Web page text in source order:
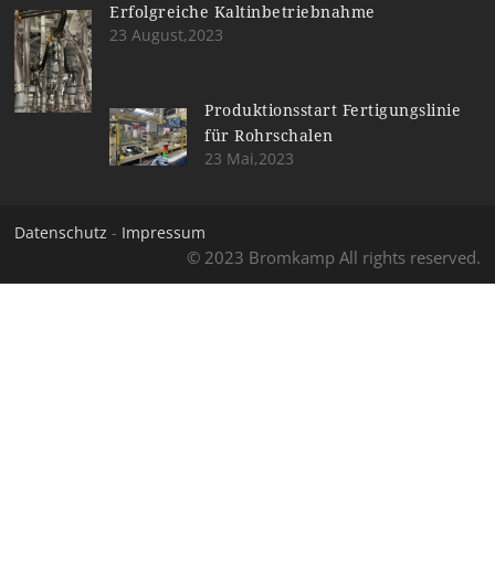
Erfolgreiche Kaltinbetriebnahme
23 August,2023
Produktionsstart Fertigungslinie
für Rohrschalen
23 Mai,2023
Datenschutz - Impressum
© 2023 Bromkamp All rights reserved.